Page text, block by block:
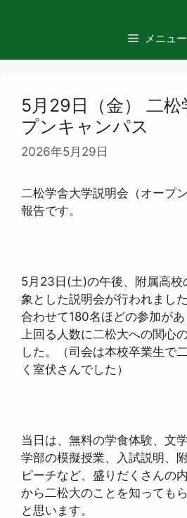
ン
メニュー
5月29日（金） 二松
プンキャンパス
2026年5月29日
二松学舎大学説明会（オープ
報告です。
5月23日(土)の午後、附属高校
象とした説明会が行われまし
合わせて180名ほどの参加が
上回る人数に二松大への関心
した。（司会は本校卒業生で
く室伏さんでした）
当日は、無料の学食体験、文
学部の模擬授業、入試説明、
ピーチなど、盛りだくさんの
から二松大のことを知っても
と思います。